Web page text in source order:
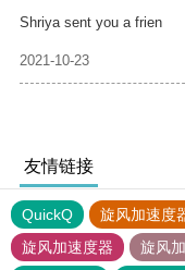
Shriya sent you a frien
2021-10-23
友情链接
QuickQ 旋风加速度
旋风加速度器
旋风